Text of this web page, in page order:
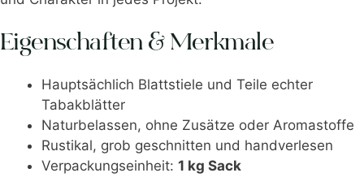
Eigenschaften & Merkmale
Hauptsächlich Blattstiele und Teile echter
Tabakblätter
Naturbelassen, ohne Zusätze oder Aromastoffe
Rustikal, grob geschnitten und handverlesen
Verpackungseinheit: 1 kg Sack